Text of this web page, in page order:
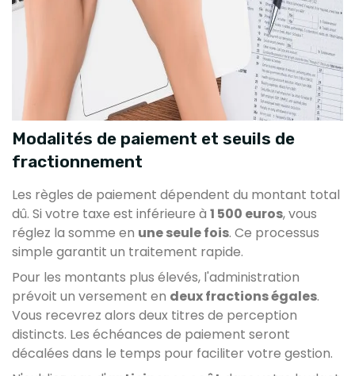
Modalités de paiement et seuils de
fractionnement
Les règles de paiement dépendent du montant total
dû. Si votre taxe est inférieure à 1 500 euros, vous
réglez la somme en une seule fois. Ce processus
simple garantit un traitement rapide.
Pour les montants plus élevés, l'administration
prévoit un versement en deux fractions égales.
Vous recevrez alors deux titres de perception
distincts. Les échéances de paiement seront
décalées dans le temps pour faciliter votre gestion.